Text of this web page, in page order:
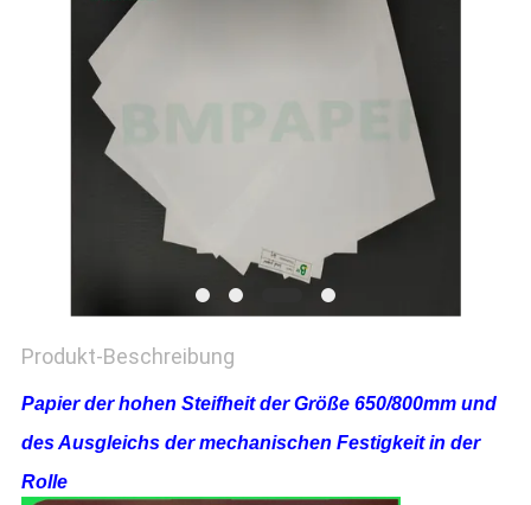
Produkt-Beschreibung
Papier der hohen Steifheit der Größe 650/800mm und
des Ausgleichs der mechanischen Festigkeit in der
Rolle